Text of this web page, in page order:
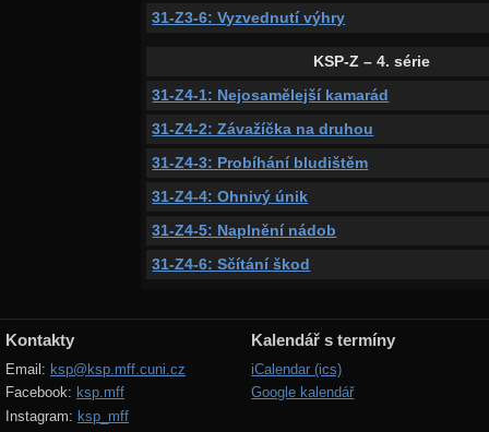
31-Z3-6: Vyzvednutí výhry
KSP-Z – 4. série
31-Z4-1: Nejosamělejší kamarád
31-Z4-2: Závažíčka na druhou
31-Z4-3: Probíhání bludištěm
31-Z4-4: Ohnivý únik
31-Z4-5: Naplnění nádob
31-Z4-6: Sčítání škod
Kontakty
Email: ksp@ksp.mff.cuni.cz
Facebook: ksp.mff
Instagram: ksp_mff
Kalendář s termíny
iCalendar (ics)
Google kalendář